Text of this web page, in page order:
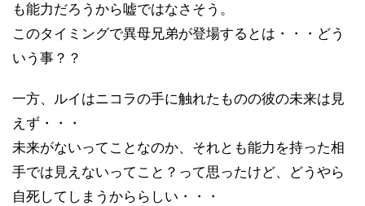
も能力だろうから嘘ではなさそう。
このタイミングで異母兄弟が登場するとは・・・どう
いう事？？
一方、ルイはニコラの手に触れたものの彼の未来は見
えず・・・
未来がないってことなのか、それとも能力を持った相
手では見えないってこと？って思ったけど、どうやら
自死してしまうかららしい・・・